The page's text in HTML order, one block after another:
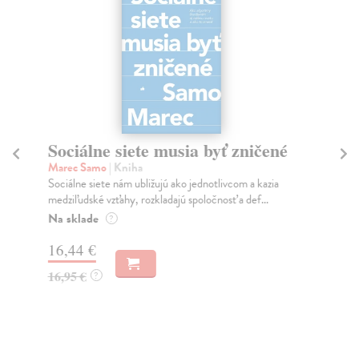
Sociálne siete musia byť zničené
Marec Samo| Kniha
Sociálne siete nám ubližujú ako jednotlivcom a kazia
medziľudské vzťahy, rozkladajú spoločnosť a def...
Na sklade ?
16,44 €
16,95 € ?